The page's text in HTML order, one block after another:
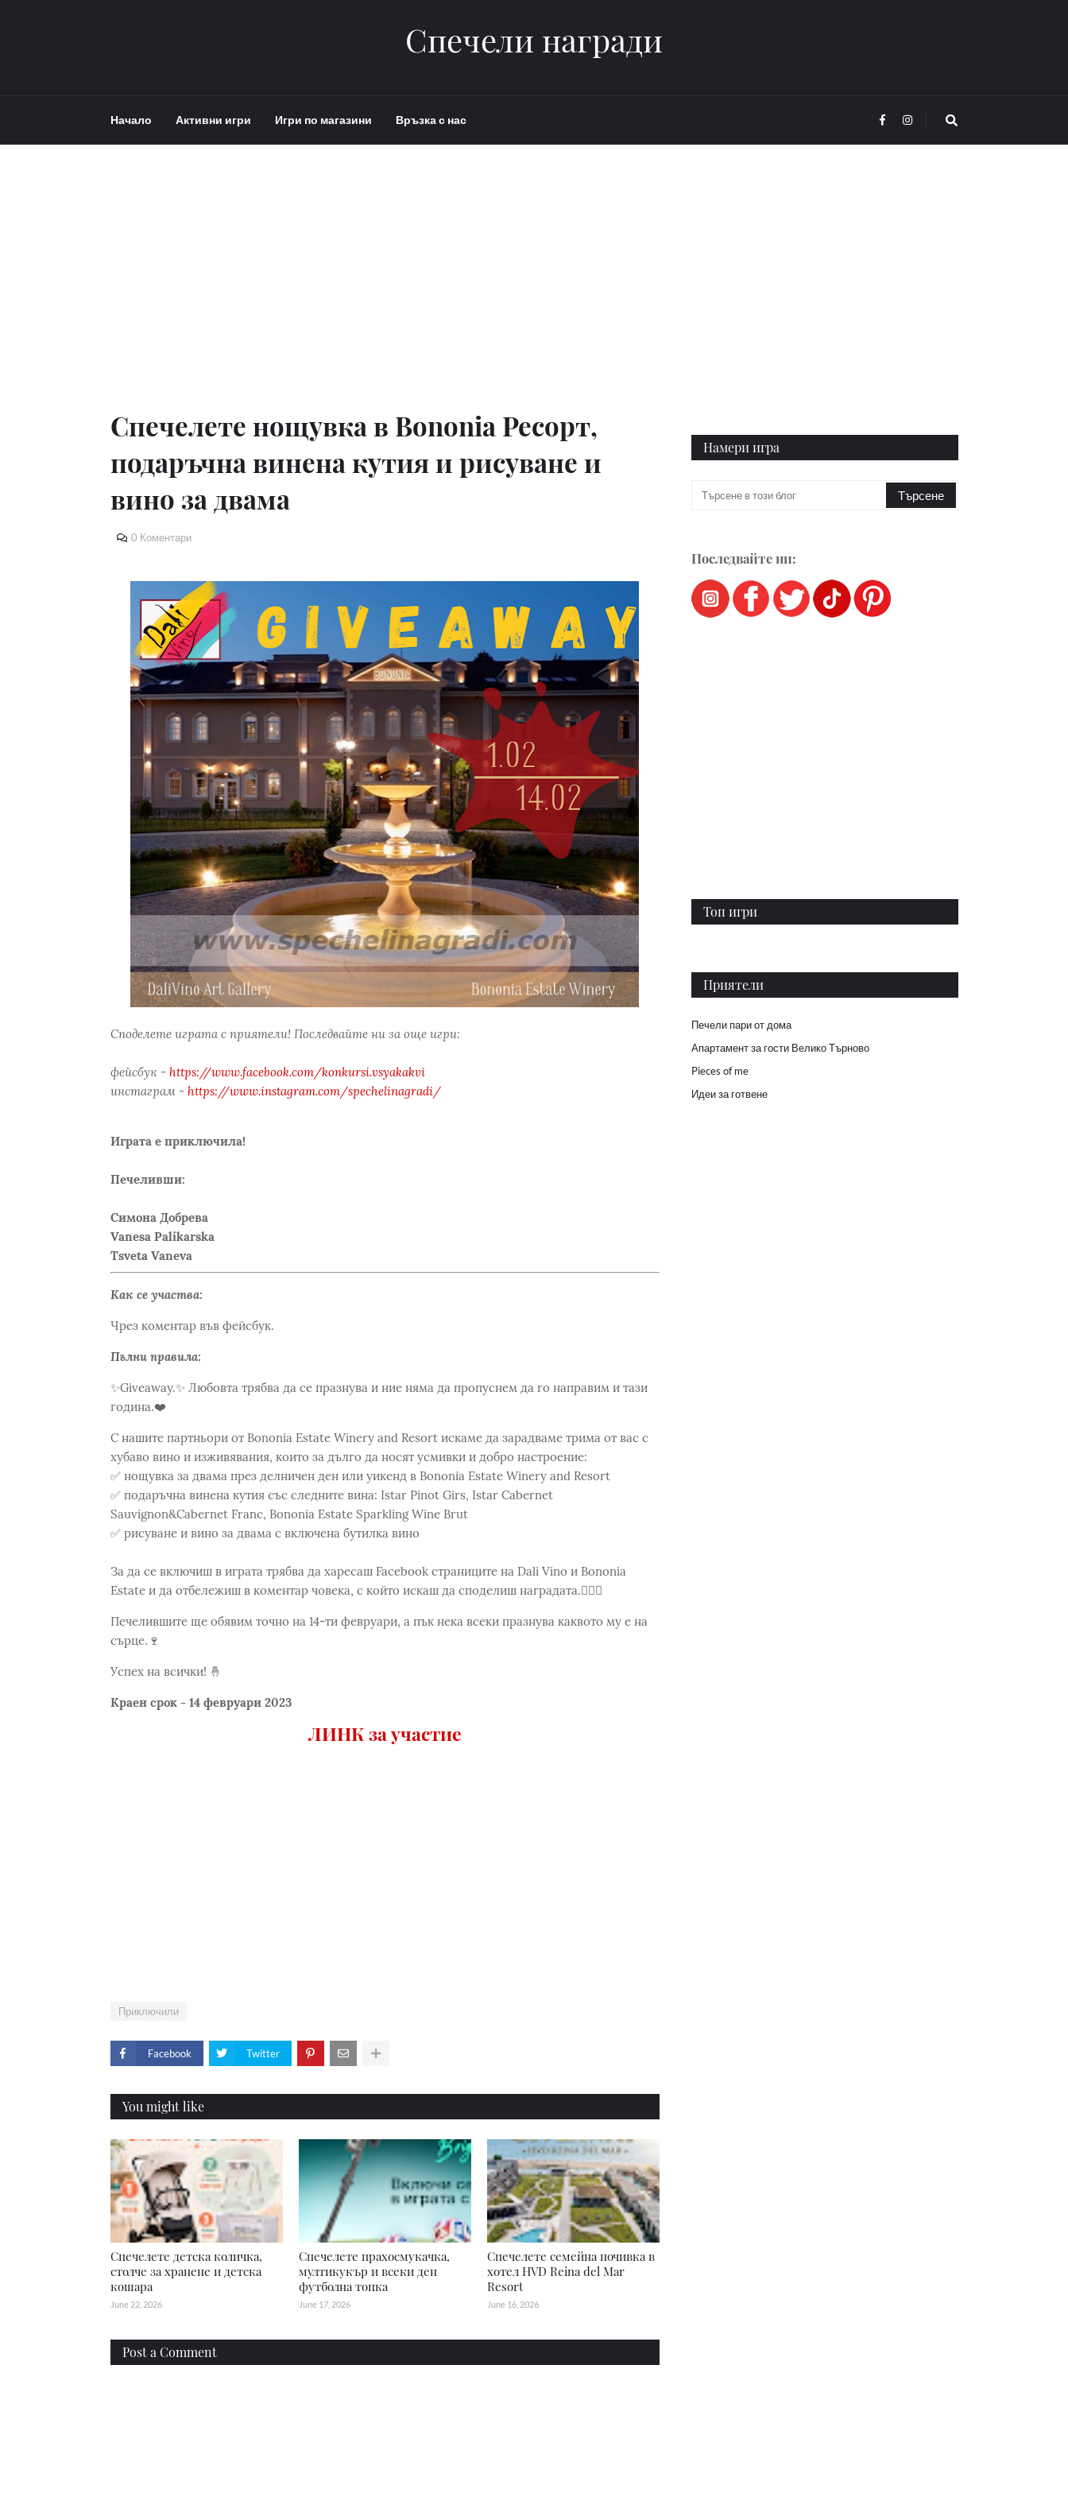
Спечели награди
Начало Активни игри Игри по магазини Връзка с нас
Спечелете нощувка в Bononia Ресорт,
подаръчна винена кутия и рисуване и
вино за двама
0 Коментари
Споделете играта с приятели! Последвайте ни за още игри:
фейсбук - https://www.facebook.com/konkursi.vsyakakvi
инстаграм - https://www.instagram.com/spechelinagradi/
Играта е приключила!
Печеливши:
Симона Добрева
Vanesa Palikarska
Tsveta Vaneva
Как се участва:
Чрез коментар във фейсбук.
Пълни правила:
✨Giveaway.✨ Любовта трябва да се празнува и ние няма да пропуснем да го направим и тази
година.❤️
С нашите партньори от Bononia Estate Winery and Resort искаме да зарадваме трима от вас с
хубаво вино и изживявания, които за дълго да носят усмивки и добро настроение:
✅ нощувка за двама през делничен ден или уикенд в Bononia Estate Winery and Resort
✅ подаръчна винена кутия със следните вина: Istar Pinot Girs, Istar Cabernet
Sauvignon&Cabernet Franc, Bononia Estate Sparkling Wine Brut
✅ рисуване и вино за двама с включена бутилка вино
За да се включиш в играта трябва да харесаш Facebook страниците на Dali Vino и Bononia
Estate и да отбележиш в коментар човека, с който искаш да споделиш наградата.👩‍❤️‍👨
Печелившите ще обявим точно на 14-ти февруари, а пък нека всеки празнува каквото му е на
сърце.🍷
Успех на всички! 🤞
Краен срок - 14 февруари 2023
ЛИНК за участие
Приключили
Facebook Twitter
You might like
Спечелете детска количка,
столче за хранене и детска
кошара
June 22, 2026
Спечелете прахосмукачка,
мултикукър и всеки ден
футболна топка
June 17, 2026
Спечелете семейна почивка в
хотел HVD Reina del Mar
Resort
June 16, 2026
Post a Comment
Намери игра
Последвайте ни:
Топ игри
Приятели
Печели пари от дома
Апартамент за гости Велико Търново
Pieces of me
Идеи за готвене